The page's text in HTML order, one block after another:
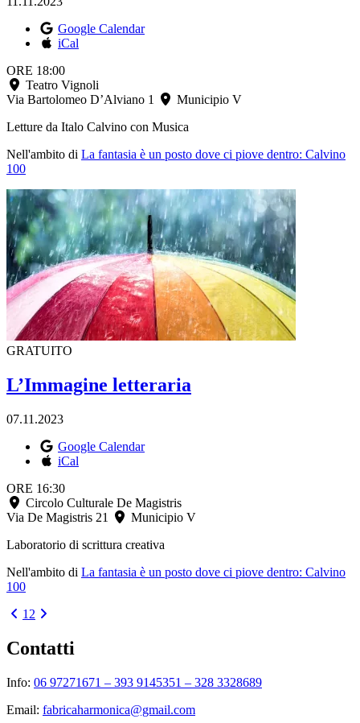
Google Calendar
iCal
ORE 18:00
Teatro Vignoli
Via Bartolomeo D’Alviano 1
Municipio V
Letture da Italo Calvino con Musica
Nell'ambito di La fantasia è un posto dove ci piove dentro: Calvino
100
GRATUITO
L’Immagine letteraria
07.11.2023
Google Calendar
iCal
ORE 16:30
Circolo Culturale De Magistris
Via De Magistris 21
Municipio V
Laboratorio di scrittura creativa
Nell'ambito di La fantasia è un posto dove ci piove dentro: Calvino
100
1 2
Contatti
Info: 06 97271671 – 393 9145351 – 328 3328689
Email: fabricaharmonica@gmail.com